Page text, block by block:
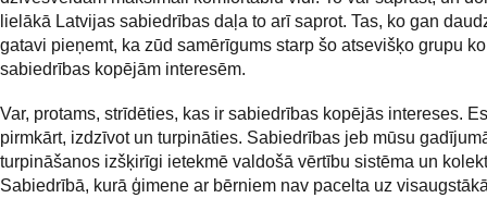
lielākā Latvijas sabiedrības daļa to arī saprot. Tas, ko gan
gatavi pieņemt, ka zūd samērīgums starp šo atsevišķo grupu
sabiedrības kopējām interesēm.
Var, protams, strīdēties, kas ir sabiedrības kopējās intereses.
pirmkārt, izdzīvot un turpināties. Sabiedrības jeb mūsu
turpināšanos izšķirīgi ietekmē valdošā vērtību sistēma un
Sabiedrībā, kurā ģimene ar bērniem nav pacelta uz